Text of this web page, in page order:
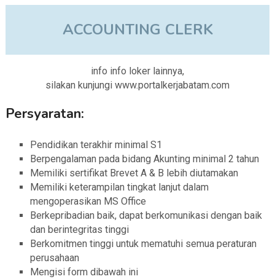
ACCOUNTING CLERK
info info loker lainnya,
silakan kunjungi www.portalkerjabatam.com
Persyaratan:
Pendidikan terakhir minimal S1
Berpengalaman pada bidang Akunting minimal 2 tahun
Memiliki sertifikat Brevet A & B lebih diutamakan
Memiliki keterampilan tingkat lanjut dalam
mengoperasikan MS Office
Berkepribadian baik, dapat berkomunikasi dengan baik
dan berintegritas tinggi
Berkomitmen tinggi untuk mematuhi semua peraturan
perusahaan
Mengisi form dibawah ini